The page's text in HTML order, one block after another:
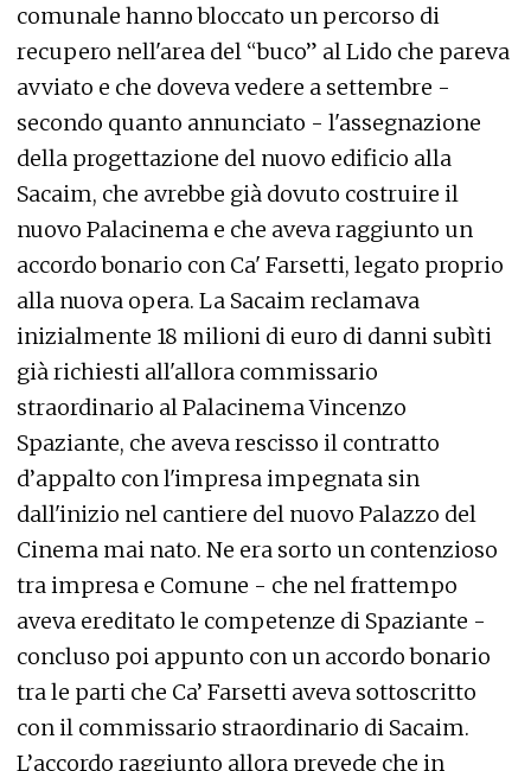
comunale hanno bloccato un percorso di
recupero nell'area del “buco” al Lido che pareva
avviato e che doveva vedere a settembre -
secondo quanto annunciato - l'assegnazione
della progettazione del nuovo edificio alla
Sacaim, che avrebbe già dovuto costruire il
nuovo Palacinema e che aveva raggiunto un
accordo bonario con Ca' Farsetti, legato proprio
alla nuova opera. La Sacaim reclamava
inizialmente 18 milioni di euro di danni subìti
già richiesti all'allora commissario
straordinario al Palacinema Vincenzo
Spaziante, che aveva rescisso il contratto
d’appalto con l'impresa impegnata sin
dall'inizio nel cantiere del nuovo Palazzo del
Cinema mai nato. Ne era sorto un contenzioso
tra impresa e Comune - che nel frattempo
aveva ereditato le competenze di Spaziante -
concluso poi appunto con un accordo bonario
tra le parti che Ca’ Farsetti aveva sottoscritto
con il commissario straordinario di Sacaim.
L’accordo raggiunto allora prevede che in